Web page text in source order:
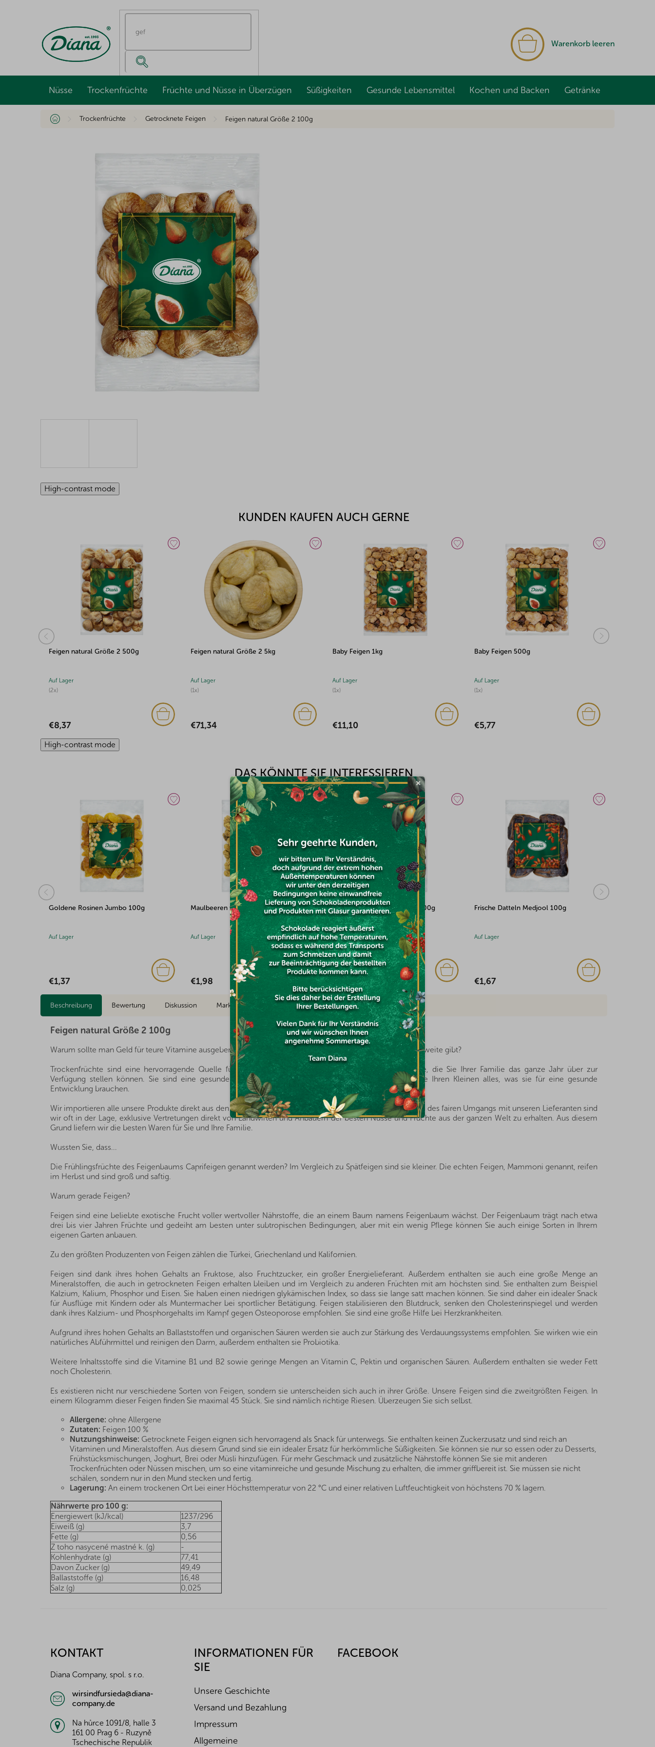
Warenkorb leeren
Nüsse Trockenfrüchte Früchte und Nüsse in Überzügen Süßigkeiten Gesunde Lebensmittel Kochen und Backen Getränke
StartseiteTrockenfrüchte Getrocknete Feigen Feigen natural Größe 2 100g
High-contrast mode
KUNDEN KAUFEN AUCH GERNE
Feigen natural Größe 2 500g
(2x)
Auf Lager
€8,37
Feigen natural Größe 2 5kg
(1x)
Auf Lager
€71,34
Baby Feigen 1kg
(1x)
Auf Lager
€11,10
Baby Feigen 500g
(1x)
Auf Lager
€5,77
High-contrast mode
DAS KÖNNTE SIE INTERESSIEREN
Goldene Rosinen Jumbo 100g
Auf Lager
€1,37
Maulbeeren weiß 100g
Auf Lager
€1,98
Pflaumen entsteint Ashlock 100g
Auf Lager
€1,19
Frische Datteln Medjool 100g
Auf Lager
€1,67
Beschreibung Bewertung Diskussion Marke
Feigen natural Größe 2 100g
Warum sollte man Geld für teure Vitamine ausgeben, wenn es doch so viele gesunde Lebensmittel in Reichweite gibt?
Trockenfrüchte sind eine hervorragende Quelle für Vitamine, Mineralstoffe und andere wertvolle Stoffe, die Sie Ihrer Familie das ganze Jahr über zur
Verfügung stellen können. Sie sind eine gesunde Alternative zu Süßigkeiten und gleichzeitig geben sie Ihren Kleinen alles, was sie für eine gesunde
Entwicklung brauchen.
Wir importieren alle unsere Produkte direkt aus den Herkunftsländern, und dank der guten Beziehungen und des fairen Umgangs mit unseren Lieferanten sind
wir oft in der Lage, exklusive Vertretungen direkt von Landwirten und Anbauern der besten Nüsse und Früchte aus der ganzen Welt zu erhalten. Aus diesem
Grund liefern wir die besten Waren für Sie und Ihre Familie.
Wussten Sie, dass...
Die Frühlingsfrüchte des Feigenbaums Caprifeigen genannt werden? Im Vergleich zu Spätfeigen sind sie kleiner. Die echten Feigen, Mammoni genannt, reifen
im Herbst und sind groß und saftig.
Warum gerade Feigen?
Feigen sind eine beliebte exotische Frucht voller wertvoller Nährstoffe, die an einem Baum namens Feigenbaum wächst. Der Feigenbaum trägt nach etwa
drei bis vier Jahren Früchte und gedeiht am besten unter subtropischen Bedingungen, aber mit ein wenig Pflege können Sie auch einige Sorten in Ihrem
eigenen Garten anbauen.
Zu den größten Produzenten von Feigen zählen die Türkei, Griechenland und Kalifornien.
Feigen sind dank ihres hohen Gehalts an Fruktose, also Fruchtzucker, ein großer Energielieferant. Außerdem enthalten sie auch eine große Menge an
Mineralstoffen, die auch in getrockneten Feigen erhalten bleiben und im Vergleich zu anderen Früchten mit am höchsten sind. Sie enthalten zum Beispiel
Kalzium, Kalium, Phosphor und Eisen. Sie haben einen niedrigen glykämischen Index, so dass sie lange satt machen können. Sie sind daher ein idealer Snack
für Ausflüge mit Kindern oder als Muntermacher bei sportlicher Betätigung. Feigen stabilisieren den Blutdruck, senken den Cholesterinspiegel und werden
dank ihres Kalzium- und Phosphorgehalts im Kampf gegen Osteoporose empfohlen. Sie sind eine große Hilfe bei Herzkrankheiten.
Aufgrund ihres hohen Gehalts an Ballaststoffen und organischen Säuren werden sie auch zur Stärkung des Verdauungssystems empfohlen. Sie wirken wie ein
natürliches Abführmittel und reinigen den Darm, außerdem enthalten sie Probiotika.
Weitere Inhaltsstoffe sind die Vitamine B1 und B2 sowie geringe Mengen an Vitamin C, Pektin und organischen Säuren. Außerdem enthalten sie weder Fett
noch Cholesterin.
Es existieren nicht nur verschiedene Sorten von Feigen, sondern sie unterscheiden sich auch in ihrer Größe. Unsere Feigen sind die zweitgrößten Feigen. In
einem Kilogramm dieser Feigen finden Sie maximal 45 Stück. Sie sind nämlich richtige Riesen. Überzeugen Sie sich selbst.
Allergene: ohne Allergene
Zutaten: Feigen 100 %
Nutzungshinweise: Getrocknete Feigen eignen sich hervorragend als Snack für unterwegs. Sie enthalten keinen Zuckerzusatz und sind reich an
Vitaminen und Mineralstoffen. Aus diesem Grund sind sie ein idealer Ersatz für herkömmliche Süßigkeiten. Sie können sie nur so essen oder zu Desserts,
Frühstücksmischungen, Joghurt, Brei oder Müsli hinzufügen. Für mehr Geschmack und zusätzliche Nährstoffe können Sie sie mit anderen
Trockenfrüchten oder Nüssen mischen, um so eine vitaminreiche und gesunde Mischung zu erhalten, die immer griffbereit ist. Sie müssen sie nicht
schälen, sondern nur in den Mund stecken und fertig.
Lagerung: An einem trockenen Ort bei einer Höchsttemperatur von 22 °C und einer relativen Luftfeuchtigkeit von höchstens 70 % lagern.
Nährwerte pro 100 g:
Energiewert (kJ/kcal)
1237/296
Eiweiß (g)
3,7
Fette (g)
0,56
Z toho nasycené mastné k. (g)
-
Kohlenhydrate (g)
77,41
Davon Zucker (g)
49,49
Ballaststoffe (g)
16,48
Salz (g)
0,025
KONTAKT
Diana Company, spol. s r.o.
wirsindfursieda@diana-
company.de
Na hůrce 1091/8, halle 3
161 00 Prag 6 - Ruzyně
Tschechische Republik
INFORMATIONEN FÜR
SIE
Unsere Geschichte
Versand und Bezahlung
Impressum
Allgemeine
FACEBOOK
×